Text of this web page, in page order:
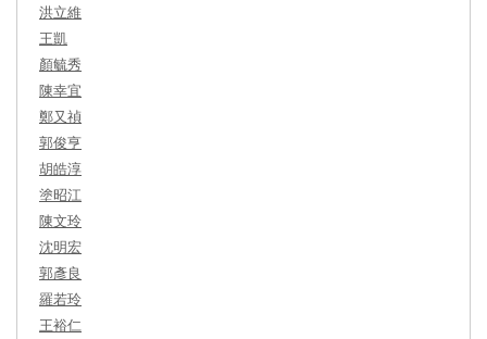
洪立維
王凱
顏毓秀
陳幸宜
鄭又禎
郭俊亨
胡皓淳
塗昭江
陳文玲
沈明宏
郭彥良
羅若玲
王裕仁